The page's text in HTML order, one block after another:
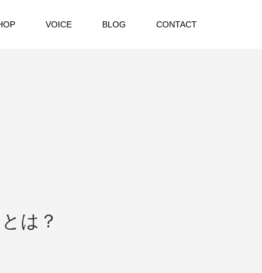
VOICE BLOG CONTACT
は？